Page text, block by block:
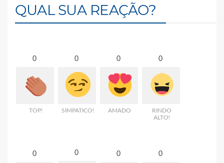
QUAL SUA REAÇÃO?
0
TOP!
0
SIMPATICO!
0
AMADO
0
RINDO
ALTO!
0 0 0 0